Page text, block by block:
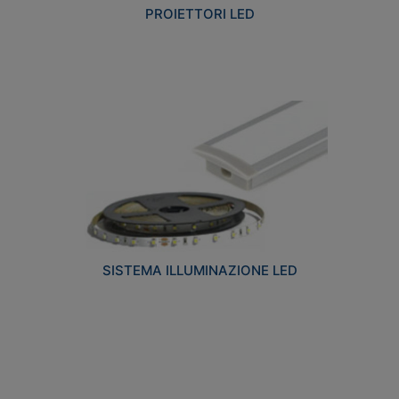
PROIETTORI LED
SISTEMA ILLUMINAZIONE LED